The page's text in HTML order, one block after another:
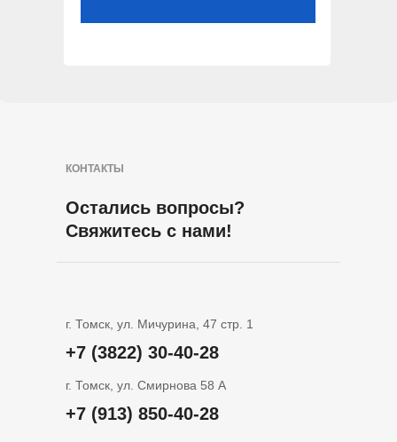
КОНТАКТЫ
Остались вопросы?
Свяжитесь с нами!
г. Томск, ул. Мичурина, 47 стр. 1
+7 (3822) 30-40-28
г. Томск, ул. Смирнова 58 А
+7 (913) 850-40-28